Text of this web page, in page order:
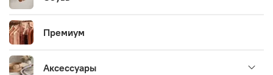
Премиум
Аксессуары